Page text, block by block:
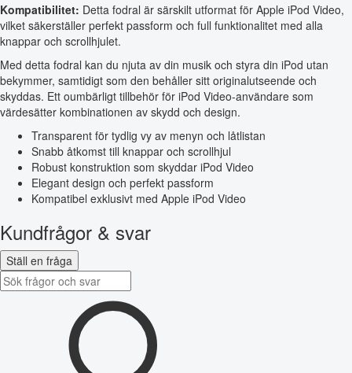
Kompatibilitet: Detta fodral är särskilt utformat för Apple iPod Video,
vilket säkerställer perfekt passform och full funktionalitet med alla
knappar och scrollhjulet.
Med detta fodral kan du njuta av din musik och styra din iPod utan
bekymmer, samtidigt som den behåller sitt originalutseende och
skyddas. Ett oumbärligt tillbehör för iPod Video-användare som
värdesätter kombinationen av skydd och design.
Transparent för tydlig vy av menyn och låtlistan
Snabb åtkomst till knappar och scrollhjul
Robust konstruktion som skyddar iPod Video
Elegant design och perfekt passform
Kompatibel exklusivt med Apple iPod Video
Kundfrågor & svar
Ställ en fråga